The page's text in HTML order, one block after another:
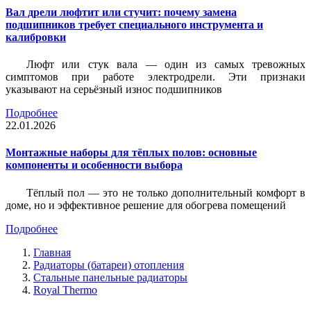
Вал дрели люфтит или стучит: почему замена
подшипников требует специального инструмента и
калибровки
Люфт или стук вала — один из самых тревожных
симптомов при работе электродрели. Эти признаки
указывают на серьёзный износ подшипников
Подробнее
22.01.2026
Монтажные наборы для тёплых полов: основные
компоненты и особенности выбора
Тёплый пол — это не только дополнительный комфорт в
доме, но и эффективное решение для обогрева помещений
Подробнее
Главная
Радиаторы (батареи) отопления
Стальные панельные радиаторы
Royal Thermo